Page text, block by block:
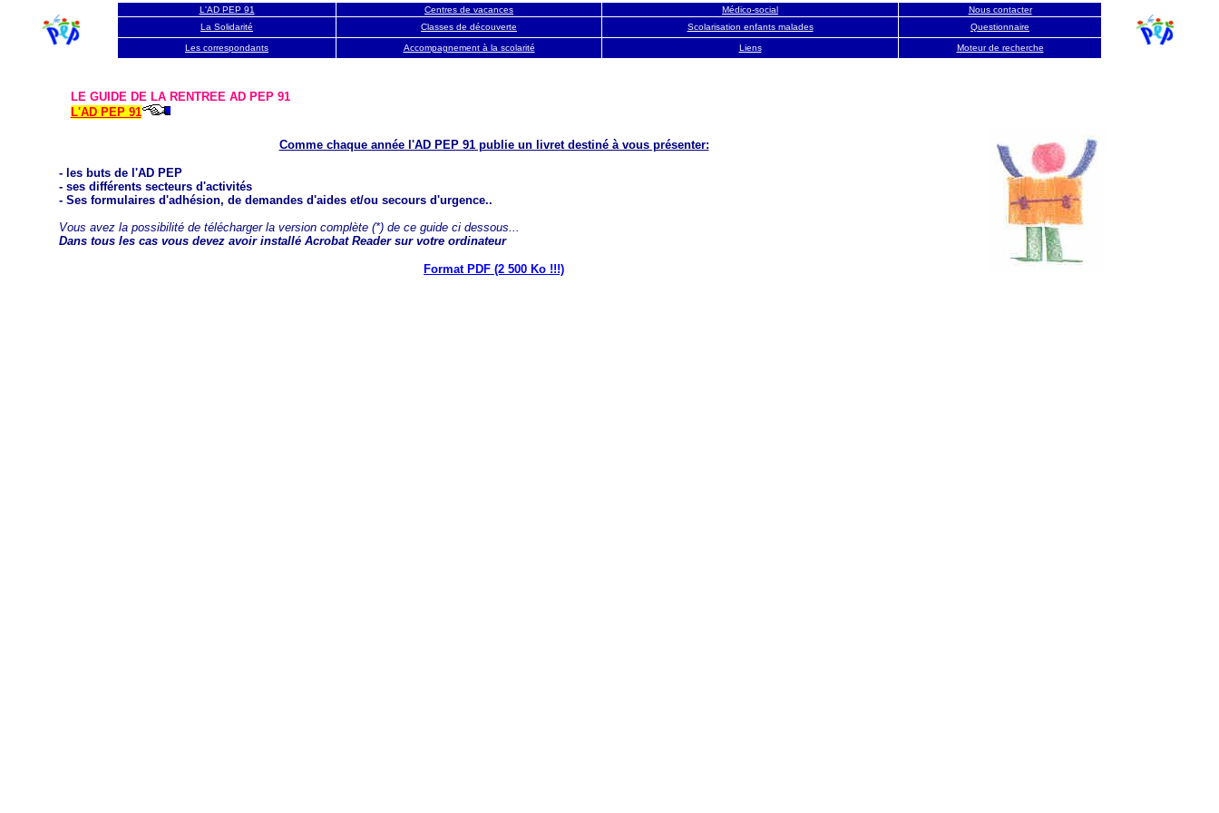
L'AD PEP 91 Centres de vacances Médico-social
Nous contacter
La Solidarité
Classes de découverte Scolarisation enfants malades Questionnaire
Les correspondants Accompagnement à la scolarité Liens Moteur de recherche
LE GUIDE DE LA RENTREE AD PEP 91
L'AD PEP 91
Comme chaque année l'AD PEP 91 publie un livret destiné à vous présenter:
- les buts de l'AD PEP
- ses différents secteurs d'activités
- Ses formulaires d'adhésion, de demandes d'aides et/ou secours d'urgence..
Vous avez la possibilité de télécharger la version complète (*) de ce guide ci dessous...
Dans tous les cas vous devez avoir installé Acrobat Reader sur votre ordinateur
Format PDF (2 500 Ko !!!)